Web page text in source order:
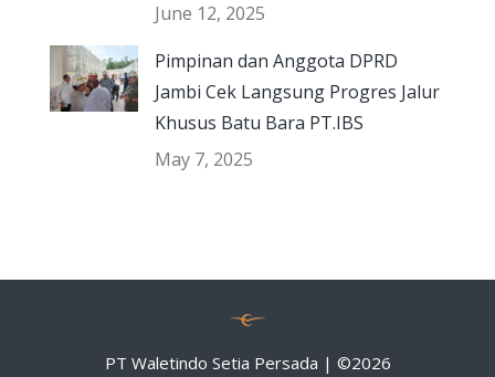
June 12, 2025
Pimpinan dan Anggota DPRD
Jambi Cek Langsung Progres Jalur
Khusus Batu Bara PT.IBS
May 7, 2025
PT Waletindo Setia Persada | ©2026